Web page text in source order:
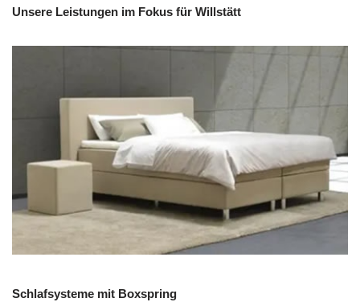
Unsere Leistungen im Fokus für Willstätt
Schlafsysteme mit Boxspring